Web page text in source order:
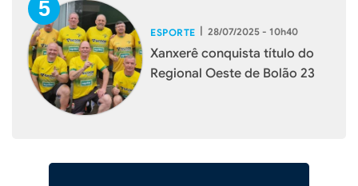
ESPORTE | 28/07/2025 - 10h40
Xanxerê conquista título do
Regional Oeste de Bolão 23